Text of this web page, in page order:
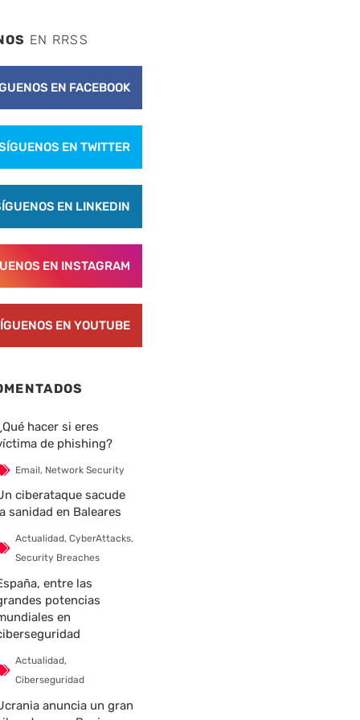
EN RRSS
EN FACEBOOK
EN TWITTER
EN LINKEDIN
EN INSTAGRAM
EN YOUTUBE
hacer si eres
de phishing?
Email, Network Security
ciberataque sacude
sanidad en Baleares
Actualidad, CyberAttacks,
Security Breaches
entre las
potencias
en
Actualidad,
Ciberseguridad
anuncia un gran